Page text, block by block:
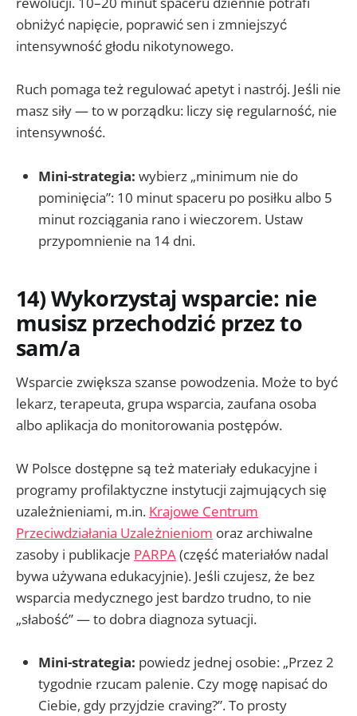
obniżyć napięcie, poprawić sen i zmniejszyć
intensywność głodu nikotynowego.
Ruch pomaga też regulować apetyt i nastrój. Jeśli nie
masz siły — to w porządku: liczy się regularność, nie
intensywność.
Mini-strategia: wybierz „minimum nie do
pominięcia”: 10 minut spaceru po posiłku albo 5
minut rozciągania rano i wieczorem. Ustaw
przypomnienie na 14 dni.
14) Wykorzystaj wsparcie: nie
musisz przechodzić przez to
sam/a
Wsparcie zwiększa szanse powodzenia. Może to być
lekarz, terapeuta, grupa wsparcia, zaufana osoba
albo aplikacja do monitorowania postępów.
W Polsce dostępne są też materiały edukacyjne i
programy profilaktyczne instytucji zajmujących się
uzależnieniami, m.in. Krajowe Centrum
Przeciwdziałania Uzależnieniom oraz archiwalne
zasoby i publikacje PARPA(część materiałów nadal
bywa używana edukacyjnie). Jeśli czujesz, że bez
wsparcia medycznego jest bardzo trudno, to nie
„słabość” — to dobra diagnoza sytuacji.
Mini-strategia: powiedz jednej osobie: „Przez 2
tygodnie rzucam palenie. Czy mogę napisać do
Ciebie, gdy przyjdzie craving?”. To prosty